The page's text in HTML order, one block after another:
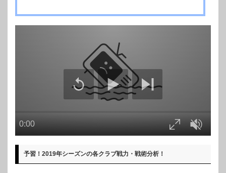
予習！2019年シーズンの各クラブ戦力・戦術分析！